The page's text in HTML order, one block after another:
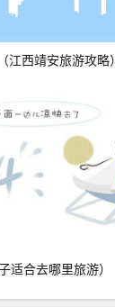
西靖安旅游攻略）
适合去哪里旅游）